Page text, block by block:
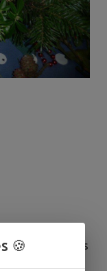
est né en
retraitées
et
🍪